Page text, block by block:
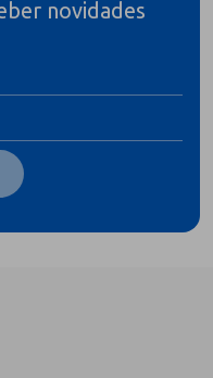
novidades